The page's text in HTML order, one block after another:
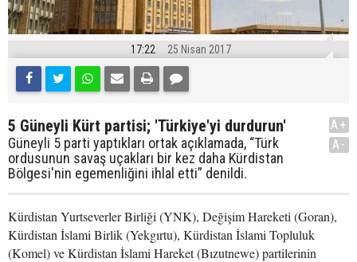
17:22 25 Nisan 2017
5 Güneyli Kürt partisi; 'Türkiye'yi durdurun'
Güneyli 5 parti yaptıkları ortak açıklamada, “Türk
ordusunun savaş uçakları bir kez daha Kürdistan
Bölgesi'nin egemenliğini ihlal etti” denildi.
A+
A-
Kürdistan Yurtseverler Birliği (YNK), Değişim Hareketi (Goran),
Kürdistan İslami Birlik (Yekgırtu), Kürdistan İslami Topluluk
(Komel) ve Kürdistan İslami Hareket (Bızutnewe) partilerinin